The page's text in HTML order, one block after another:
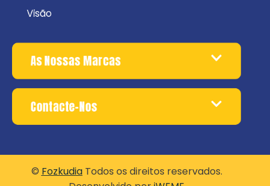
Visão
As Nossas Marcas
Contacte-Nos
© FozkudiaTodos os direitos reservados.